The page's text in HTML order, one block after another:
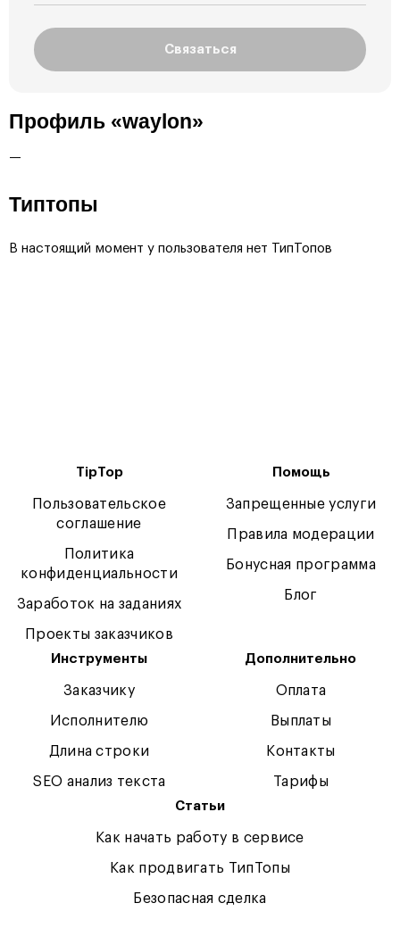
Связаться
Профиль «waylon»
—
Типтопы
В настоящий момент у пользователя нет ТипТопов
TipTop
Пользовательское
соглашение
Политика
конфиденциальности
Заработок на заданиях
Проекты заказчиков
Помощь
Запрещенные услуги
Правила модерации
Бонусная программа
Блог
Инструменты
Заказчику
Исполнителю
Длина строки
SEO анализ текста
Дополнительно
Оплата
Выплаты
Контакты
Тарифы
Статьи
Как начать работу в сервисе
Как продвигать ТипТопы
Безопасная сделка